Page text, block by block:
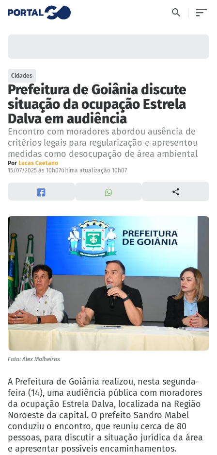
Cidades
Prefeitura de Goiânia discute
situação da ocupação Estrela
Dalva em audiência
Encontro com moradores abordou ausência de
critérios legais para regularização e apresentou
medidas como desocupação de área ambiental
Por Lucas Caetano
15/07/2025 às 10h07última atualização 10h07
Foto: Alex Malheiros
A Prefeitura de Goiânia realizou, nesta segunda-
feira (14), uma audiência pública com moradores
da ocupação Estrela Dalva, localizada na Região
Noroeste da capital. O prefeito Sandro Mabel
conduziu o encontro, que reuniu cerca de 80
pessoas, para discutir a situação jurídica da área
e apresentar possíveis encaminhamentos.